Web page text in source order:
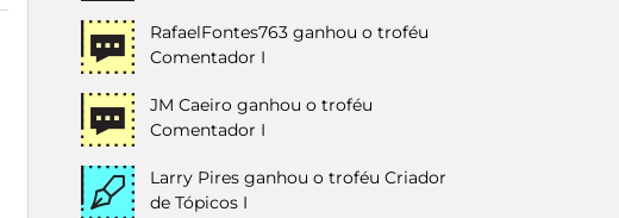
RafaelFontes763 ganhou o troféu
Comentador I
JM Caeiro ganhou o troféu
Comentador I
Larry Pires ganhou o troféu Criador
de Tópicos I